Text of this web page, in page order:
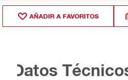
AÑADIR A FAVORITOS
Datos